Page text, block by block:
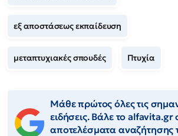
εξ αποστάσεως εκπαίδευση
μεταπτυχιακές σπουδές Πτυχία
Μάθε πρώτος όλες τις
ειδήσεις. Βάλε το alfavita.gr
αποτελέσματα αναζήτησης